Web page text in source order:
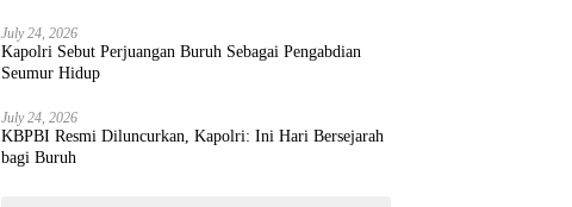
July 24, 2026
Kapolri Sebut Perjuangan Buruh Sebagai Pengabdian
Seumur Hidup
July 24, 2026
KBPBI Resmi Diluncurkan, Kapolri: Ini Hari Bersejarah
bagi Buruh